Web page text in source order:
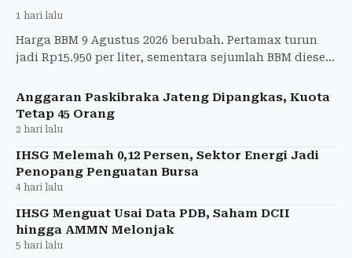
1 hari lalu
Harga BBM 9 Agustus 2026 berubah. Pertamax turun
jadi Rp15.950 per liter, sementara sejumlah BBM diesel
Anggaran Paskibraka Jateng Dipangkas, Kuota
Tetap 45 Orang
2 hari lalu
IHSG Melemah 0,12 Persen, Sektor Energi Jadi
Penopang Penguatan Bursa
4 hari lalu
IHSG Menguat Usai Data PDB, Saham DCII
hingga AMMN Melonjak
5 hari lalu